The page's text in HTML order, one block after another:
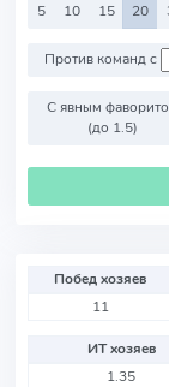
5 10 15 20
Против команд с
С явным
(до 1.5)
Побед хозяев
11
ИТ хозяев
1.35